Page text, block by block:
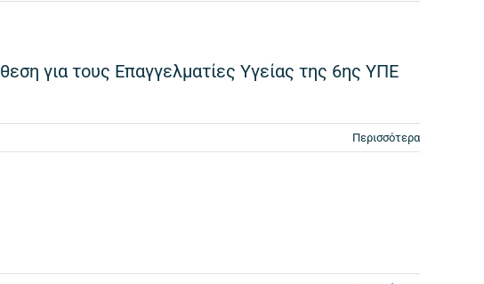
για τους Επαγγελματίες Υγείας της 6ης ΥΠΕ
Περισσότερα